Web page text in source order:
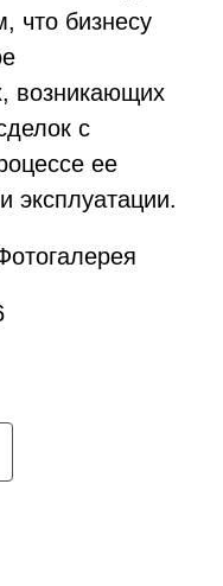
что бизнесу
возникающих
с
ее
эксплуатации.